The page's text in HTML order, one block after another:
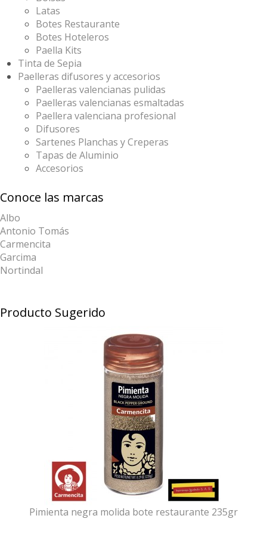
Latas
Botes Restaurante
Botes Hoteleros
Paella Kits
Tinta de Sepia
Paelleras difusores y accesorios
Paelleras valencianas pulidas
Paelleras valencianas esmaltadas
Paellera valenciana profesional
Difusores
Sartenes Planchas y Creperas
Tapas de Aluminio
Accesorios
Conoce las marcas
Albo
Antonio Tomás
Carmencita
Garcima
Nortindal
Producto Sugerido
Pimienta negra molida bote restaurante 235gr